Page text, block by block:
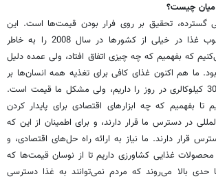
میان چیست؟
تحقیق بر روی فرار بودن قیمت‌ها است. این
مشکل اصلی است. آشوب غذا در خیلی از کشورها در سال 2008 را به خاطر
که بفهمیم که چه چیزی اتفاق افتاد، ولی عمده دلیل
ما هم اکنون غذای کافی برای تغذیه همه انسان‌ها بر
روی زمین به میزان 3000 کیلوکالری در روز را داریم، ولی مشکل ما قیمت است.
تا بفهمیم که چه ابزارهای اقتصادی برای پایدار کردن
در دسترس ما قرار دارند، و برای اطمینان از این که
قرار دارند. ما نیاز به ارائه راه حل‌های اقتصادی، و
محصولات غذایی کشاورزی داریم تا از نوسان قیمت‌ها که
بالا می‌روند که مردم نمی‌توانند به غذا دسترسی